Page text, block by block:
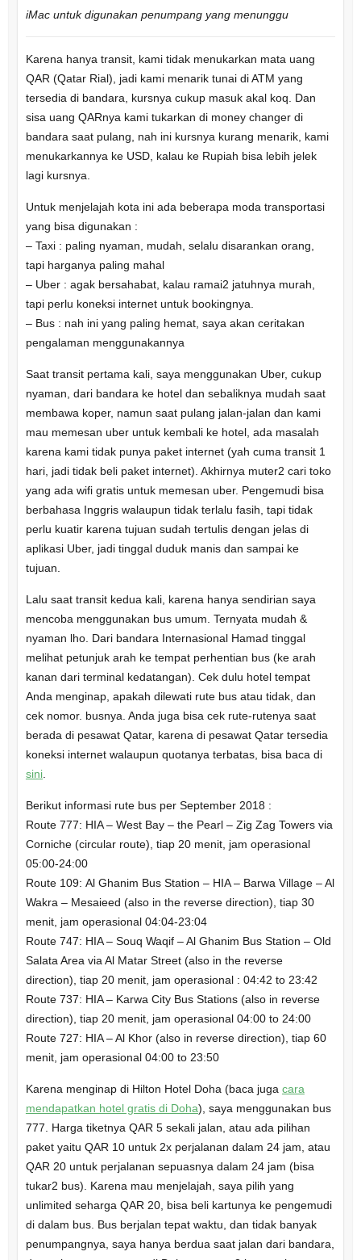
iMac untuk digunakan penumpang yang menunggu
Karena hanya transit, kami tidak menukarkan mata uang
QAR (Qatar Rial), jadi kami menarik tunai di ATM yang
tersedia di bandara, kursnya cukup masuk akal koq. Dan
sisa uang QARnya kami tukarkan di money changer di
bandara saat pulang, nah ini kursnya kurang menarik, kami
menukarkannya ke USD, kalau ke Rupiah bisa lebih jelek
lagi kursnya.
Untuk menjelajah kota ini ada beberapa moda transportasi
yang bisa digunakan :
– Taxi : paling nyaman, mudah, selalu disarankan orang,
tapi harganya paling mahal
– Uber : agak bersahabat, kalau ramai2 jatuhnya murah,
tapi perlu koneksi internet untuk bookingnya.
– Bus : nah ini yang paling hemat, saya akan ceritakan
pengalaman menggunakannya
Saat transit pertama kali, saya menggunakan Uber, cukup
nyaman, dari bandara ke hotel dan sebaliknya mudah saat
membawa koper, namun saat pulang jalan-jalan dan kami
mau memesan uber untuk kembali ke hotel, ada masalah
karena kami tidak punya paket internet (yah cuma transit 1
hari, jadi tidak beli paket internet). Akhirnya muter2 cari toko
yang ada wifi gratis untuk memesan uber. Pengemudi bisa
berbahasa Inggris walaupun tidak terlalu fasih, tapi tidak
perlu kuatir karena tujuan sudah tertulis dengan jelas di
aplikasi Uber, jadi tinggal duduk manis dan sampai ke
tujuan.
Lalu saat transit kedua kali, karena hanya sendirian saya
mencoba menggunakan bus umum. Ternyata mudah &
nyaman lho. Dari bandara Internasional Hamad tinggal
melihat petunjuk arah ke tempat perhentian bus (ke arah
kanan dari terminal kedatangan). Cek dulu hotel tempat
Anda menginap, apakah dilewati rute bus atau tidak, dan
cek nomor. busnya. Anda juga bisa cek rute-rutenya saat
berada di pesawat Qatar, karena di pesawat Qatar tersedia
koneksi internet walaupun quotanya terbatas, bisa baca di
sini.
Berikut informasi rute bus per September 2018 :
Route 777: HIA – West Bay – the Pearl – Zig Zag Towers via
Corniche (circular route), tiap 20 menit, jam operasional
05:00-24:00
Route 109: Al Ghanim Bus Station – HIA – Barwa Village – Al
Wakra – Mesaieed (also in the reverse direction), tiap 30
menit, jam operasional 04:04-23:04
Route 747: HIA – Souq Waqif – Al Ghanim Bus Station – Old
Salata Area via Al Matar Street (also in the reverse
direction), tiap 20 menit, jam operasional : 04:42 to 23:42
Route 737: HIA – Karwa City Bus Stations (also in reverse
direction), tiap 20 menit, jam operasional 04:00 to 24:00
Route 727: HIA – Al Khor (also in reverse direction), tiap 60
menit, jam operasional 04:00 to 23:50
Karena menginap di Hilton Hotel Doha (baca juga cara
mendapatkan hotel gratis di Doha), saya menggunakan bus
777. Harga tiketnya QAR 5 sekali jalan, atau ada pilihan
paket yaitu QAR 10 untuk 2x perjalanan dalam 24 jam, atau
QAR 20 untuk perjalanan sepuasnya dalam 24 jam (bisa
tukar2 bus). Karena mau menjelajah, saya pilih yang
unlimited seharga QAR 20, bisa beli kartunya ke pengemudi
di dalam bus. Bus berjalan tepat waktu, dan tidak banyak
penumpangnya, saya hanya berdua saat jalan dari bandara,